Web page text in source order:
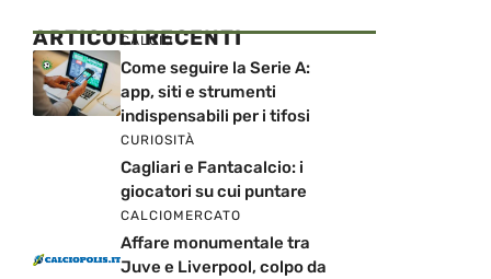
ARTICOLI RECENTI
CALCIO
Come seguire la Serie A:
app, siti e strumenti
indispensabili per i tifosi
CURIOSITÀ
Cagliari e Fantacalcio: i
giocatori su cui puntare
CALCIOMERCATO
Affare monumentale tra
Juve e Liverpool, colpo da